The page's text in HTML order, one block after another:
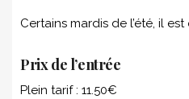
Certains mardis de l’été, il est
Prix de l’entrée
Plein tarif : 11.50€